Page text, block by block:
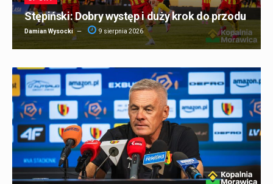
Stępiński: Dobry występ i duży krok do przodu
Damian Wysocki 9 sierpnia 2026